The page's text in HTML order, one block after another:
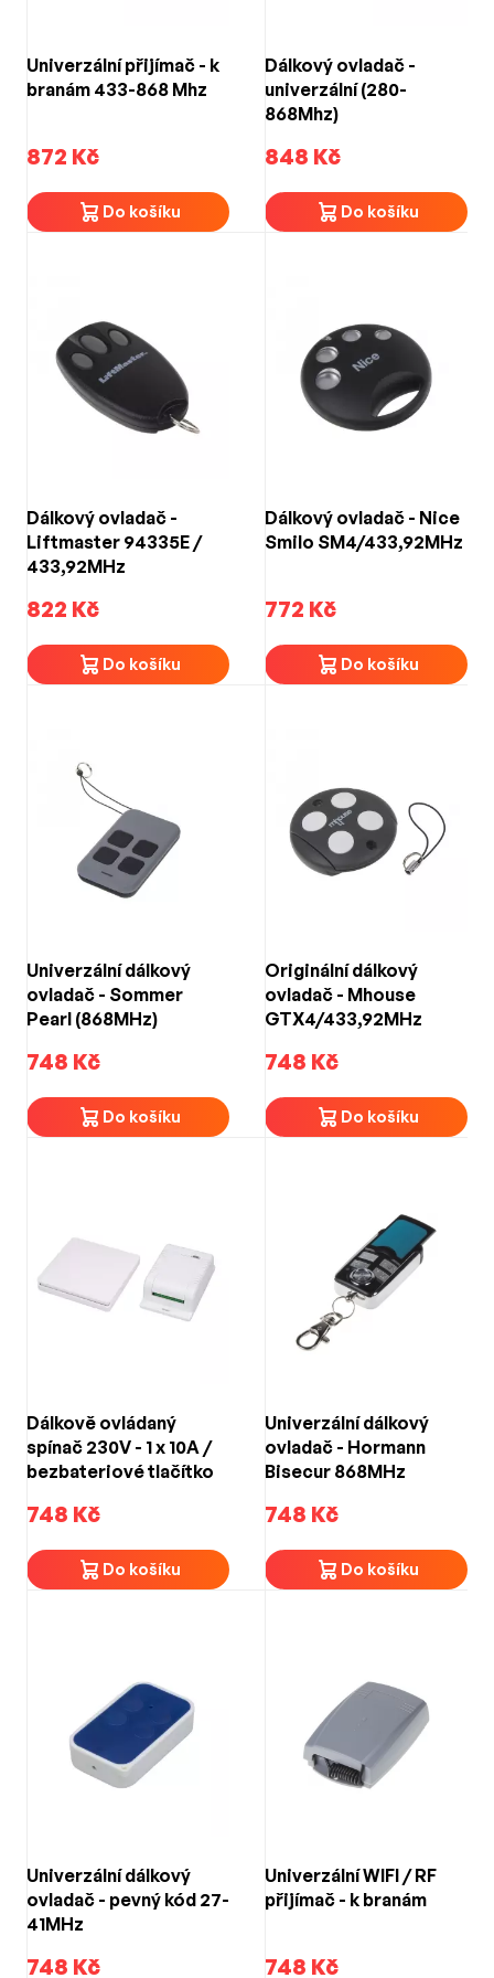
Univerzální přijímač - k
branám 433-868 Mhz
872 Kč
Do košíku
Dálkový ovladač -
univerzální (280-
868Mhz)
848 Kč
Do košíku
Dálkový ovladač -
Liftmaster 94335E /
433,92MHz
822 Kč
Do košíku
Dálkový ovladač - Nice
Smilo SM4/433,92MHz
772 Kč
Do košíku
Univerzální dálkový
ovladač - Sommer
Pearl (868MHz)
748 Kč
Do košíku
Originální dálkový
ovladač - Mhouse
GTX4/433,92MHz
748 Kč
Do košíku
Dálkově ovládaný
spínač 230V - 1 x 10A /
bezbateriové tlačítko
748 Kč
Do košíku
Univerzální dálkový
ovladač - Hormann
Bisecur 868MHz
748 Kč
Do košíku
Univerzální dálkový
ovladač - pevný kód 27-
41MHz
748 Kč
Univerzální WIFI / RF
přijímač - k branám
748 Kč